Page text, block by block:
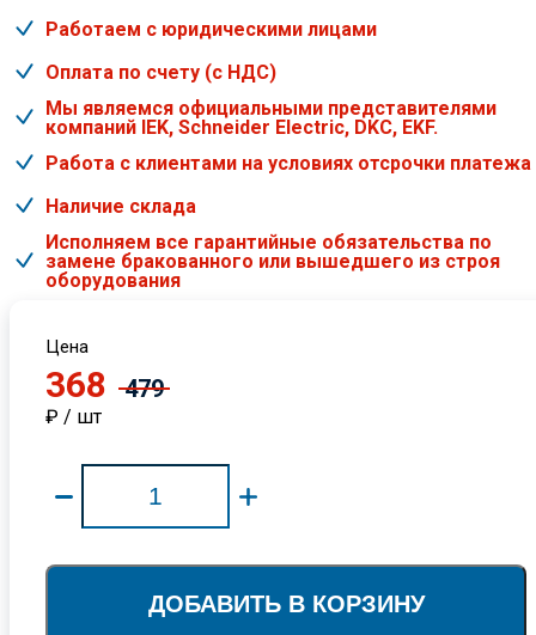
Работаем с юридическими лицами
Оплата по счету (с НДС)
Мы являемся официальными представителями
компаний IEK, Schneider Electric, DKC, EKF.
Работа с клиентами на условиях отсрочки платежа
Наличие склада
Исполняем все гарантийные обязательства по
замене бракованного или вышедшего из строя
оборудования
Цена
368 479
₽ / шт
ДОБАВИТЬ В КОРЗИНУ